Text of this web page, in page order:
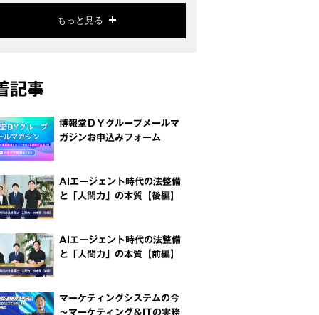
もっと見る
記事
博報堂ＤＹグループメールマ
ガジンお申込みフォーム
AIエージェント時代の法整備
と「人間力」の本質【後編】
AIエージェント時代の法整備
と「人間力」の本質【前編】
マーケティングシステムの今
～マーケティング＆ITの実務